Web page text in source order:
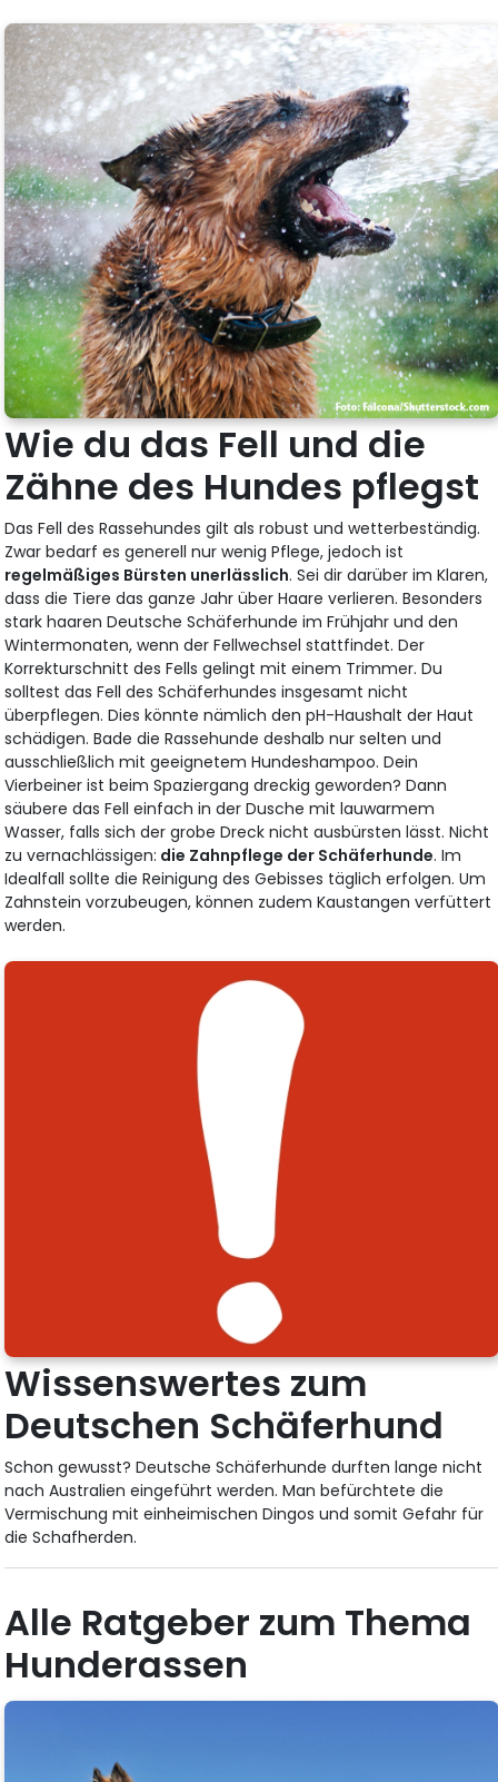
Wie du das Fell und die
Zähne des Hundes pflegst
Das Fell des Rassehundes gilt als robust und wetterbeständig.
Zwar bedarf es generell nur wenig Pflege, jedoch ist
regelmäßiges Bürsten unerlässlich. Sei dir darüber im Klaren,
dass die Tiere das ganze Jahr über Haare verlieren. Besonders
stark haaren Deutsche Schäferhunde im Frühjahr und den
Wintermonaten, wenn der Fellwechsel stattfindet. Der
Korrekturschnitt des Fells gelingt mit einem Trimmer. Du
solltest das Fell des Schäferhundes insgesamt nicht
überpflegen. Dies könnte nämlich den pH-Haushalt der Haut
schädigen. Bade die Rassehunde deshalb nur selten und
ausschließlich mit geeignetem Hundeshampoo. Dein
Vierbeiner ist beim Spaziergang dreckig geworden? Dann
säubere das Fell einfach in der Dusche mit lauwarmem
Wasser, falls sich der grobe Dreck nicht ausbürsten lässt. Nicht
zu vernachlässigen: die Zahnpflege der Schäferhunde. Im
Idealfall sollte die Reinigung des Gebisses täglich erfolgen. Um
Zahnstein vorzubeugen, können zudem Kaustangen verfüttert
werden.
Wissenswertes zum
Deutschen Schäferhund
Schon gewusst? Deutsche Schäferhunde durften lange nicht
nach Australien eingeführt werden. Man befürchtete die
Vermischung mit einheimischen Dingos und somit Gefahr für
die Schafherden.
Alle Ratgeber zum Thema
Hunderassen